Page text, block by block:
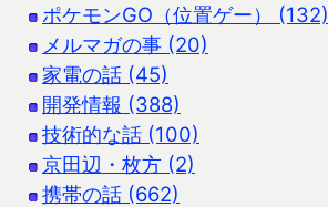
ポケモンGO（位置ゲー） (132)
メルマガの事 (20)
家電の話 (45)
開発情報 (388)
技術的な話 (100)
京田辺・枚方 (2)
携帯の話 (662)